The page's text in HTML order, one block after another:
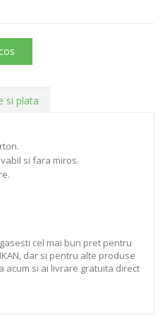
si plata
si fara miros.
cel mai bun pret pentru
dar si pentru alte produse
acum si ai livrare gratuita direct